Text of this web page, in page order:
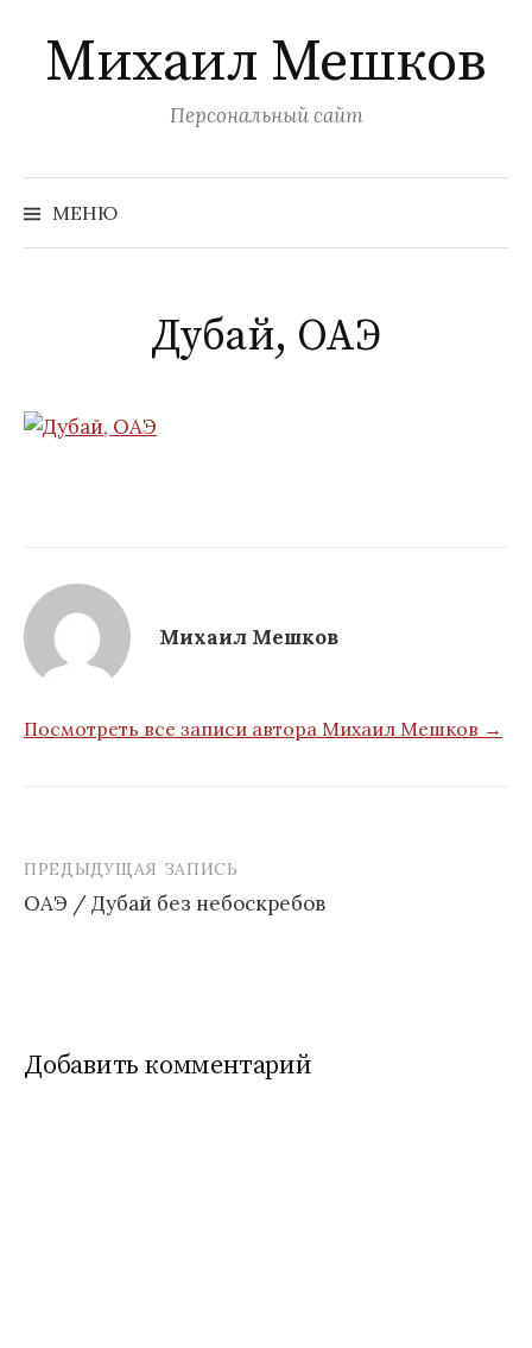
содержимому
Михаил Мешков
Персональный сайт
МЕНЮ
Найти:
Дубай, ОАЭ
Михаил Мешков
Посмотреть все записи автора Михаил Мешков →
Навигация
по
ПРЕДЫДУЩАЯ ЗАПИСЬ
ОАЭ / Дубай без небоскребов
Добавить комментарий